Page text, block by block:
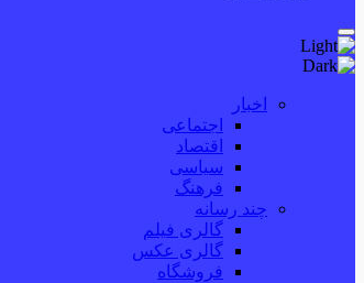
اخبار
اجتماعی
اقتصاد
سیاسی
فرهنگ
چند رسانه
گالری فیلم
گالری عکس
فروشگاه